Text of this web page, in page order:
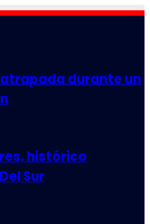
durante un
histórico
Sur